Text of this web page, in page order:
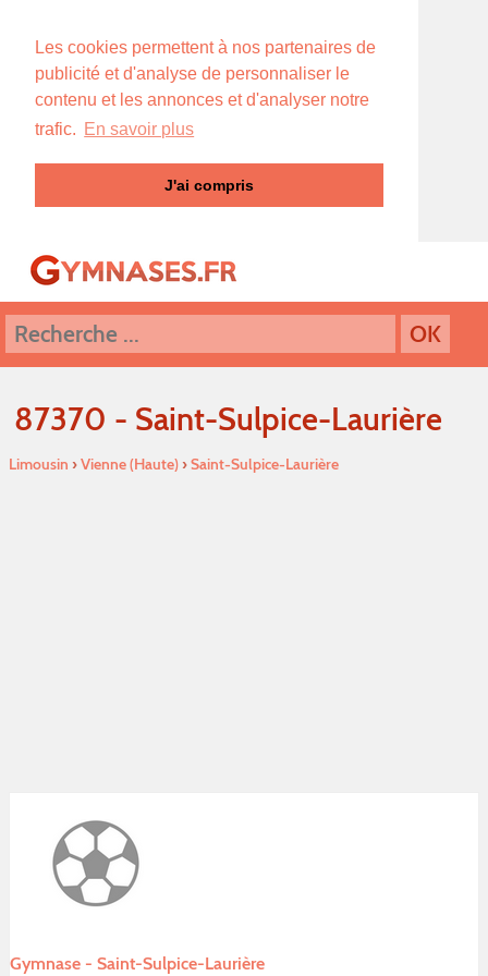
Les cookies permettent à nos partenaires de
publicité et d'analyse de personnaliser le
contenu et les annonces et d'analyser notre
trafic. En savoir plus
J'ai compris
87370 - Saint-Sulpice-Laurière
Limousin ›Vienne (Haute)›Saint-Sulpice-Laurière
Gymnase - Saint-Sulpice-Laurière